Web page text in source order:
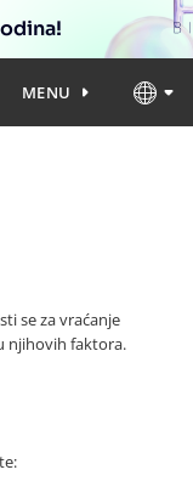
MENU
se za vraćanje
njihovih faktora.